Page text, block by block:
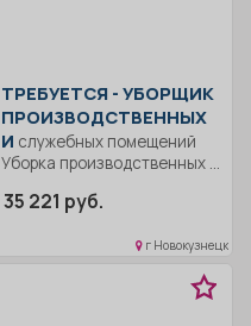
ТРЕБУЕТСЯ - УБОРЩИК
ПРОИЗВОДСТВЕННЫХ
И служебных помещений
Уборка производственных и
Полный рабочий день..
35 221 руб.
г Новокузнецк